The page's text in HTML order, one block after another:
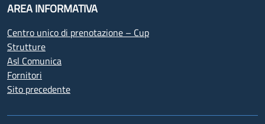
AREA INFORMATIVA
Centro unico di prenotazione – Cup
Strutture
Asl Comunica
Fornitori
Sito precedente